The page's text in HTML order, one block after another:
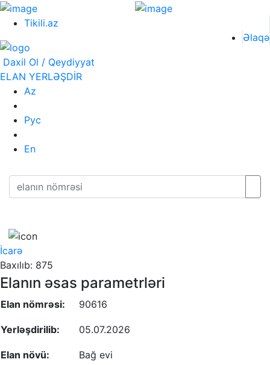
Tikili.az
Əlaqə
Daxil Ol / Qeydiyyat
ELAN YERLƏŞDİR
Az
Рус
En
İcarə
Baxılıb: 875
Elanın əsas parametrləri
Elan nömrəsi: 90616
Yerləşdirilib: 05.07.2026
Elan növü: Bağ evi